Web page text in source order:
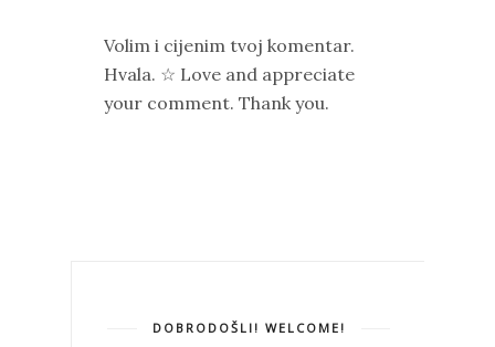
Volim i cijenim tvoj komentar.
Hvala. ☆ Love and appreciate
your comment. Thank you.
DOBRODOŠLI! WELCOME!